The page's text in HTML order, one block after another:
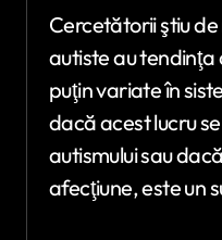
Cercetătorii ştiu
autiste au
puţin variate în
dacă acest lucru
autismului sau
afecţiune, este un